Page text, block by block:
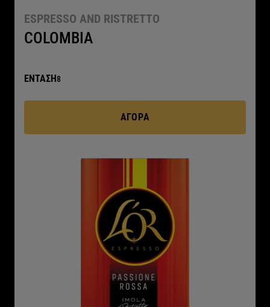
ESPRESSO AND RISTRETTO
COLOMBIA
ΕΝΤΑΣΗ8
ΑΓΟΡΆ